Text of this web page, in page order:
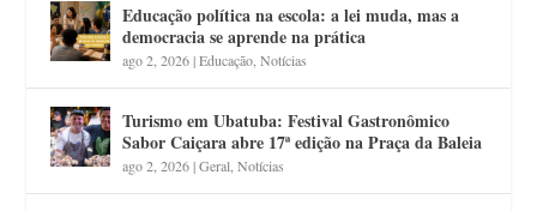
Educação política na escola: a lei muda, mas a
democracia se aprende na prática
ago 2, 2026|Educação ,Notícias
Turismo em Ubatuba: Festival Gastronômico
Sabor Caiçara abre 17ª edição na Praça da Baleia
ago 2, 2026|Geral ,Notícias